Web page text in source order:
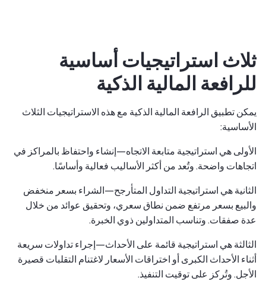
ثلاث استراتيجيات أساسية
للرافعة المالية الذكية
يمكن تطبيق الرافعة المالية الذكية مع هذه الاستراتيجيات الثلاث
الأساسية:
الأولى هي استراتيجية متابعة الاتجاه—إنشاء واحتفاظ بالمراكز في
اتجاهات واضحة. وتُعد من أكثر الأساليب فعالية وأساسًا.
الثانية هي استراتيجية التداول المتأرجح—الشراء بسعر منخفض
والبيع بسعر مرتفع ضمن نطاق سعري، وتحقيق عوائد من خلال
عدة صفقات. وتناسب المتداولين ذوي الخبرة.
الثالثة هي استراتيجية قائمة على الأحداث—إجراء تداولات سريعة
أثناء الأحداث الكبرى أو اختراقات الأسعار لاغتنام التقلبات قصيرة
الأجل. وتُركز على توقيت التنفيذ.